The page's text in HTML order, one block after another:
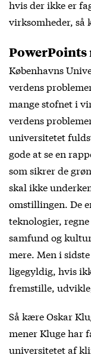
hvis der ikke er
virksomheder, så
Københavns
verdens
mange stofnet i
verdens
universitetet
gode at se en
som sikrer de
skal ikke
omstillingen. De
teknologier,
samfund og
mere. Men i
ligegyldig, hvis
fremstille,
Så kære Oskar
mener Kluge har
universitetet af